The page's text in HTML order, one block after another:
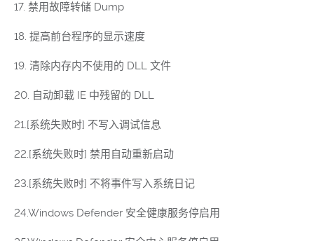
17. 禁用故障转储 Dump
18. 提高前台程序的显示速度
19. 清除内存内不使用的 DLL 文件
20. 自动卸载 IE 中残留的 DLL
21.[系统失败时] 不写入调试信息
22.[系统失败时] 禁用自动重新启动
23.[系统失败时] 不将事件写入系统日记
24.Windows Defender 安全健康服务停启用